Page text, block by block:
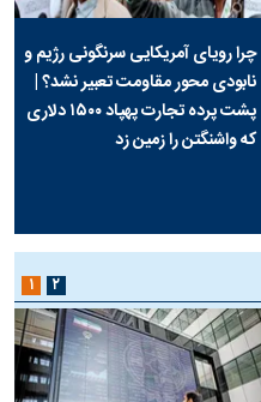
چرا رویای آمریکایی سرنگونی رژیم و
نابودی محور مقاومت تعبیر نشد؟ |
پشت پرده تجارت پهپاد‌ ۱۵۰۰ دلاری
که واشنگتن را زمین زد
۱ ۲